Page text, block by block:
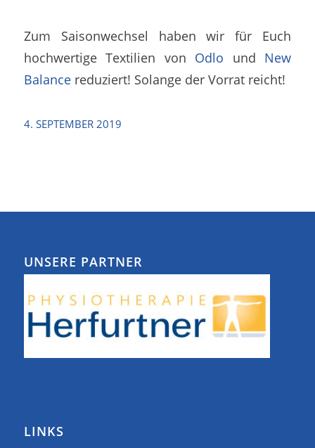
Zum Saisonwechsel haben wir für Euch
hochwertige Textilien von Odlo und New
Balancereduziert! Solange der Vorrat reicht!
4. SEPTEMBER 2019
UNSERE PARTNER
LINKS